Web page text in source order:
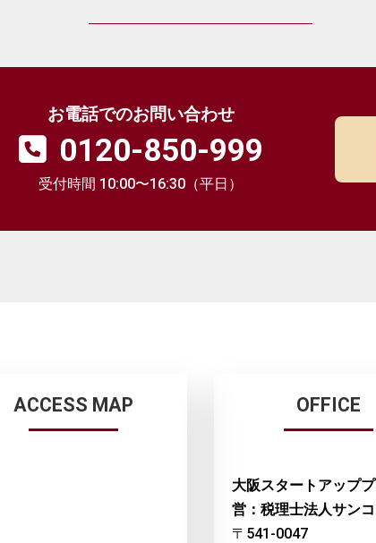
お電話でのお問い合わせ
0120-850-999
受付時間 10:00〜16:30（平日）
ACCESS MAP OFFICE
大阪スタートアップ
営：税理士法人サンコ
〒541-0047